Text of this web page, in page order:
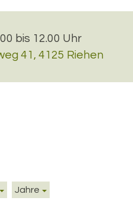
bis 12.00 Uhr
41, 4125 Riehen
Jahre